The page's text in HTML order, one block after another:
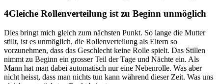
Gleiche Rollenverteilung ist zu Beginn unmöglich
Dies bringt mich gleich zum nächsten Punkt. So lange die Mutter
stillt, ist es unmöglich, die Rollenverteilung als Eltern so
vorzunehmen, dass das Geschlecht keine Rolle spielt. Das Stillen
nimmt zu Beginn ein grosser Teil der Tage und Nächte ein. Als
Mann hat man dabei automatisch nur eine Nebenrolle. Was aber
nicht heisst, dass man nichts tun kann während dieser Zeit. Was uns